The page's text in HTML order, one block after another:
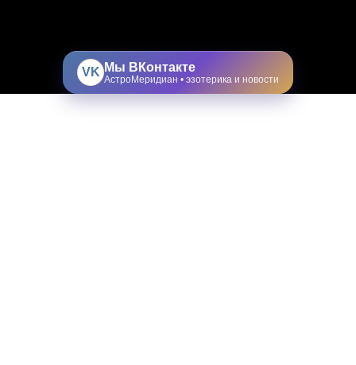
VK Мы ВКонтакте
АстроМеридиан • эзотерика и новости